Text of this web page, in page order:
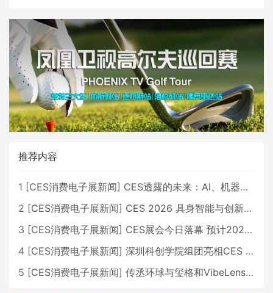
推荐内容
1 [CES消费电子展新闻] CES透露的未来：AI、机器人与智能生活大爆发
2 [CES消费电子展新闻] CES 2026 具身智能与创新领域 中国公司大放异彩
3 [CES消费电子展新闻] CES展会今日落幕 预计2026行业收入将超五千亿美元
4 [CES消费电子展新闻] 深圳科创学院组团亮相CES 广受好评
5 [CES消费电子展新闻] 传丞环球与玺格和VibeLens共同推出全新耳机